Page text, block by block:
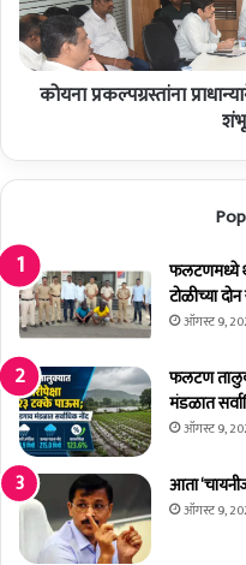
ग्र
स्तां
ना
ने
रा
जि
ल्ह्या
त
ज
मी
न
दे
णा
र
–
त्री
कोयना प्रकल्पग्रस्तांना
फलटणमध्ये
टोळीच्या
ऑगस्ट 9,
फलटण
मंडळात
ऑगस्ट 9,
आता
ऑगस्ट 9,